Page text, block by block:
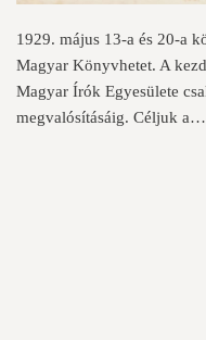
1929. május 13-a és 20-a
Magyar Könyvhetet. A
Magyar Írók Egyesülete
megvalósításáig. Céljuk a…